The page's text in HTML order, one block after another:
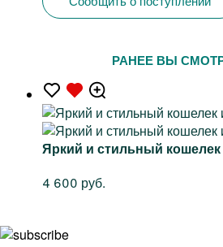
РАНЕЕ ВЫ
Яркий и стильный кошелек
4 600 руб.